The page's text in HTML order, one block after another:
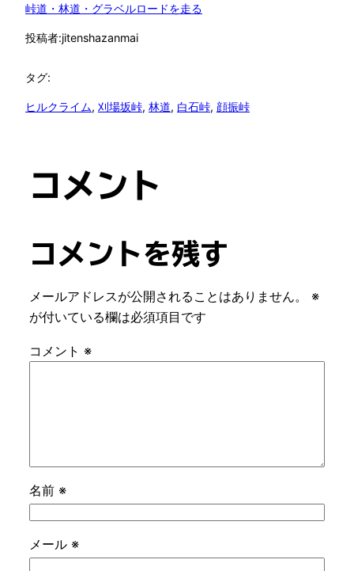
峠道・林道・グラベルロードを走る
投稿者:jitenshazanmai
タグ:
ヒルクライム, 刈場坂峠, 林道, 白石峠, 顔振峠
コメント
コメントを残す
メールアドレスが公開されることはありません。
※
が付いている欄は必須項目です
コメント ※
名前 ※
メール ※